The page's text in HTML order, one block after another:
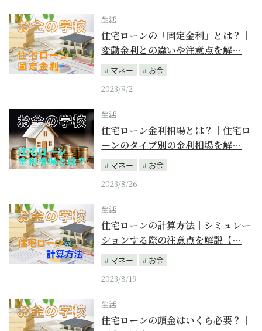
生活
住宅ローンの「固定金利」とは？｜
変動金利との違いや注意点を解…
マネー
お金
2023/9/2
生活
住宅ローン金利相場とは？｜住宅ロ
ーンのタイプ別の金利相場を解…
マネー
お金
2023/8/26
生活
住宅ローンの計算方法｜シミュレー
ションする際の注意点を解説【…
マネー
お金
2023/8/19
生活
住宅ローンの頭金はいくら必要？｜